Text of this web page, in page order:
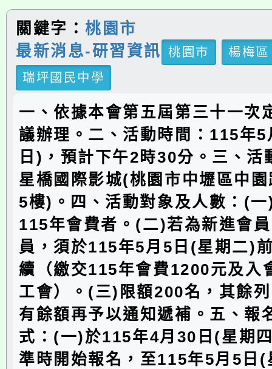
關鍵字：桃園市
最新消息-研習資訊
桃園市
楊梅區
瑞坪國民中學
一、依據本會第五屆第三十一次
議辦理。二、活動時間：115年
日)，預計下午2時30分。三、活
星橋國際影城(桃園市中壢區中
5樓)。四、活動對象及人數：(
115年會費者。(二)若為新進會
員，須於115年5月5日(星期二)
續（繳交115年會費1200元及入
工會）。(三)限額200名，其餘
有餘額再予以通知遞補。五、報
式：(一)於115年4月30日(星期
準時開始報名，至115年5月5日